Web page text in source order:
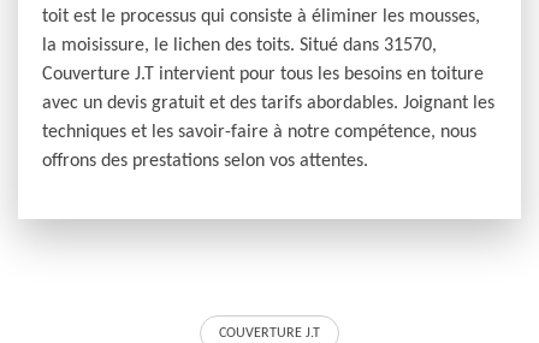
toit est le processus qui consiste à éliminer les mousses,
la moisissure, le lichen des toits. Situé dans 31570,
Couverture J.T intervient pour tous les besoins en toiture
avec un devis gratuit et des tarifs abordables. Joignant les
techniques et les savoir-faire à notre compétence, nous
offrons des prestations selon vos attentes.
COUVERTURE J.T